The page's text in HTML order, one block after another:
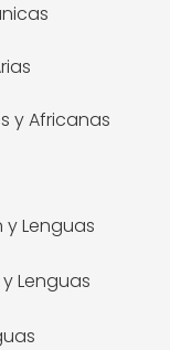
y Africanas
Lenguas
Lenguas